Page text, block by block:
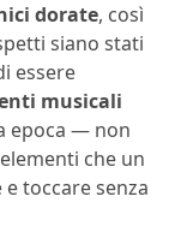
dorate, così
siano stati
essere
musicali
epoca — non
che un
toccare senza